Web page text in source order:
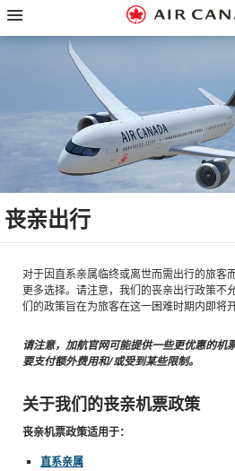
跳
主
跳
主
跳
内
跳
搜
跳
页
跳
网
跳
联
丧亲出行
对于因直系亲属临终或离世而需出行的旅客
更多选择。请注意，我们的丧亲出行政策不
们的政策旨在为旅客在这一困难时期内即将
请注意，加航官网可能提供一些更优惠的机
要支付额外费用和/或受到某些限制。
关于我们的丧亲机票政策
丧亲机票政策适用于：
直系亲属